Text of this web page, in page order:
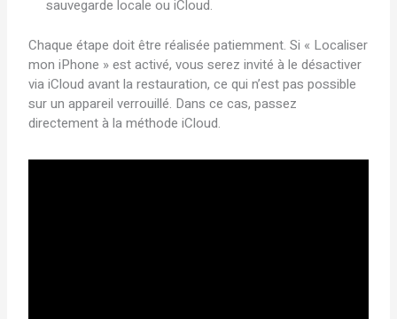
sauvegarde locale ou iCloud.
Chaque étape doit être réalisée patiemment. Si « Localiser
mon iPhone » est activé, vous serez invité à le désactiver
via iCloud avant la restauration, ce qui n’est pas possible
sur un appareil verrouillé. Dans ce cas, passez
directement à la méthode iCloud.